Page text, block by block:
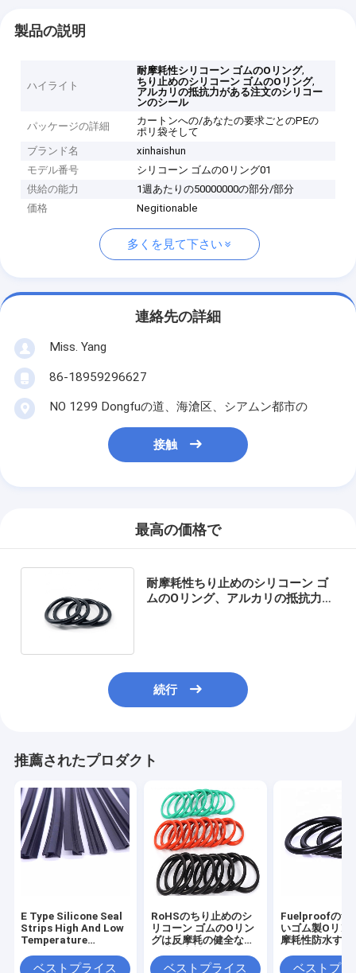
製品の説明
ハイライト
耐摩耗性シリコーン ゴムのOリング,
ちり止めのシリコーン ゴムのOリング,
アルカリの抵抗力がある注文のシリコー
ンのシール
パッケージの詳細
カートンへの/あなたの要求ごとのPEの
ポリ袋そして
ブランド名
xinhaishun
モデル番号
シリコーン ゴムのOリング01
供給の能力
1週あたりの50000000の部分/部分
価格
Negitionable
多くを見て下さい
連絡先の詳細
Miss. Yang
86-18959296627
NO 1299 Dongfuの道、海滄区、シアムン都市の
接触
最高の価格で
耐摩耗性ちり止めのシリコーン ゴ
ムのOリング、アルカリの抵抗力が
続行
推薦されたプロダクト
E Type Silicone Seal
Strips High And Low
Temperature
ベストプライス
RoHSのちり止めのシ
リコーン ゴムのOリン
グは反摩耗の健全な絶
ベストプライス
Fuelproofの無
いゴム製Oリン
摩耗性防水する
ベストプラ